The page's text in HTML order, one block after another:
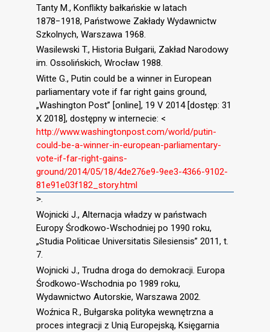
Tanty M., Konﬂikty bałkańskie w latach
1878−1918, Państwowe Zakłady Wydawnictw
Szkolnych, Warszawa 1968.
Wasilewski T., Historia Bułgarii, Zakład Narodowy
im. Ossolińskich, Wrocław 1988.
Witte G., Putin could be a winner in European
parliamentary vote if far right gains ground,
„Washington Post” [online], 19 V 2014 [dostęp: 31
X 2018], dostępny w internecie: <
http://www.washingtonpost.com/world/putin-
could-be-a-winner-in-european-parliamentary-
vote-if-far-right-gains-
ground/2014/05/18/4de276e9-9ee3-4366-9102-
81e91e03f182_story.html
>.
Wojnicki J., Alternacja władzy w państwach
Europy Środkowo-Wschodniej po 1990 roku,
„Studia Politicae Universitatis Silesiensis” 2011, t.
7.
Wojnicki J., Trudna droga do demokracji. Europa
Środkowo-Wschodnia po 1989 roku,
Wydawnictwo Autorskie, Warszawa 2002.
Woźnica R., Bułgarska polityka wewnętrzna a
proces integracji z Unią Europejską, Księgarnia